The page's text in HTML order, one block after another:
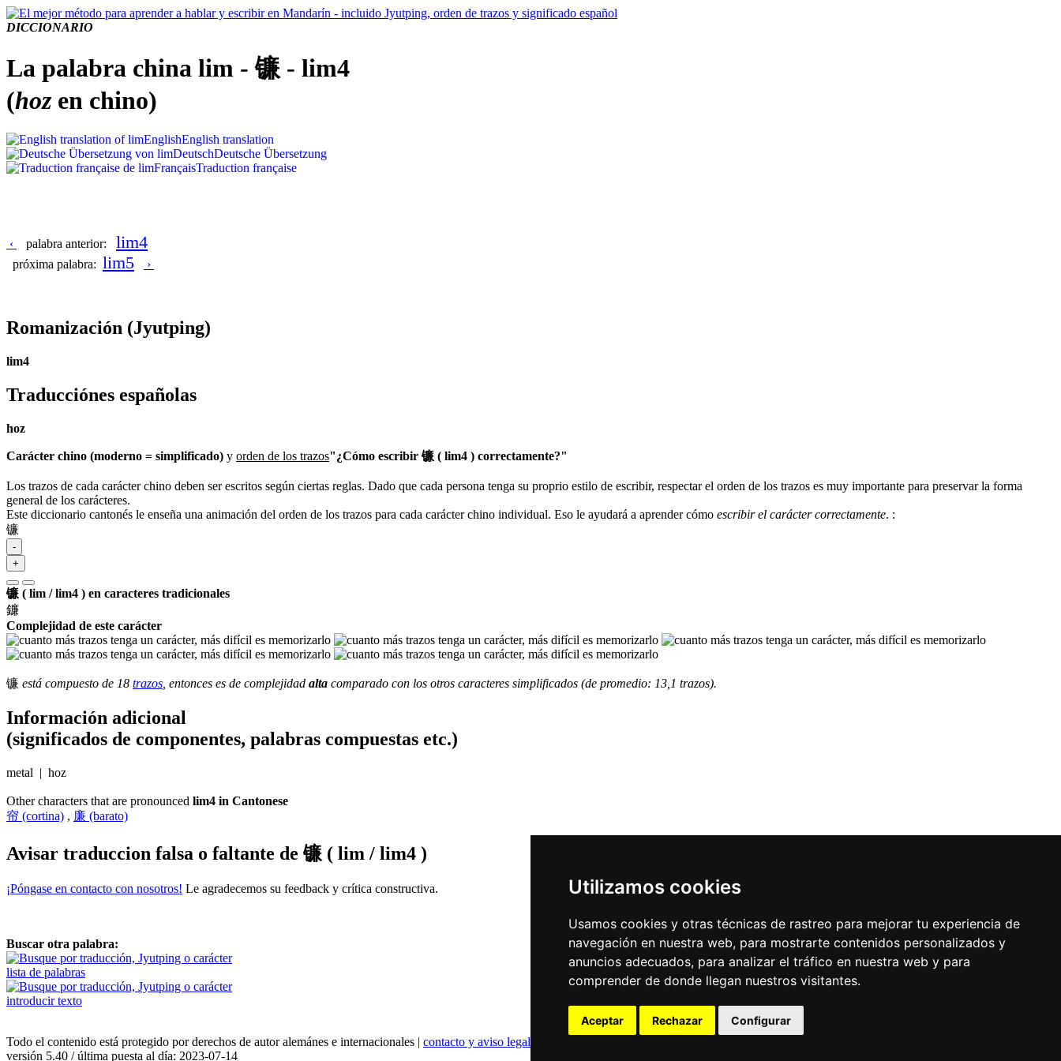
Utilizamos cookies
Usamos cookies y otras técnicas de rastreo para mejorar tu experiencia de
navegación en nuestra web, para mostrarte contenidos personalizados y
anuncios adecuados, para analizar el tráfico en nuestra web y para
comprender de donde llegan nuestros visitantes.
Aceptar Rechazar Configurar
DICCIONARIO
La palabra china lim - 镰 - lim4
(hozen chino)
EnglishEnglish translation
DeutschDeutsche Übersetzung
FrançaisTraduction française
‹ palabra anterior: lim4
próxima palabra: lim5 ›
Romanización (Jyutping)
lim4
Traducciónes españolas
hoz
Carácter chino (moderno = simplificado) y orden de los trazos"¿Cómo escribir 镰 ( lim4 ) correctamente?"
Los trazos de cada carácter chino deben ser escritos según ciertas reglas. Dado que cada persona tenga su proprio estilo de escribir, respectar el orden de los trazos es muy importante para preservar la forma
general de los carácteres.
Este diccionario cantonés le enseña una animación del orden de los trazos para cada carácter chino individual. Eso le ayudará a aprender cómo escribir el carácter correctamente. :
镰
-
+
镰 ( lim / lim4 ) en caracteres tradicionales
鐮
Complejidad de este carácter
镰 está compuesto de 18 trazos , entonces es de complejidad alta comparado con los otros caracteres simplificados (de promedio: 13,1 trazos).
Información adicional
(significados de componentes, palabras compuestas etc.)
metal | hoz
Other characters that are pronounced lim4 in Cantonese
帘 (cortina) , 廉 (barato)
Avisar traduccion falsa o faltante de镰 ( lim / lim4 )
¡Póngase en contacto con nosotros! Le agradecemos su feedback y crítica constructiva.
Buscar otra palabra:
lista de palabras
introducir texto
Todo el contenido está protegido por derechos de autor alemánes e internacionales | contacto y aviso legal
versión 5.40 / última puesta al día: 2023-07-14